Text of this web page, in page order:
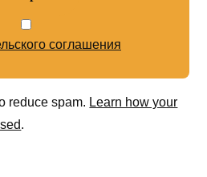
соглашения
reduce spam. Learn how your
.